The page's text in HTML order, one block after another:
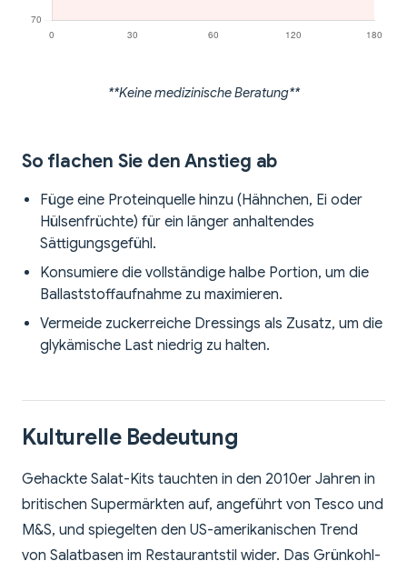
**Keine medizinische Beratung**
So flachen Sie den Anstieg ab
Füge eine Proteinquelle hinzu (Hähnchen, Ei oder
Hülsenfrüchte) für ein länger anhaltendes
Sättigungsgefühl.
Konsumiere die vollständige halbe Portion, um die
Ballaststoffaufnahme zu maximieren.
Vermeide zuckerreiche Dressings als Zusatz, um die
glykämische Last niedrig zu halten.
Kulturelle Bedeutung
Gehackte Salat-Kits tauchten in den 2010er Jahren in
britischen Supermärkten auf, angeführt von Tesco und
M&S, und spiegelten den US-amerikanischen Trend
von Salatbasen im Restaurantstil wider. Das Grünkohl-